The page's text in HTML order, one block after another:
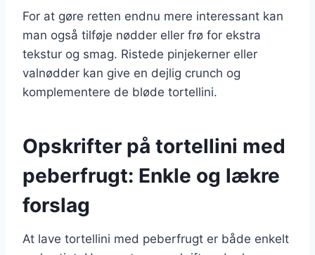
For at gøre retten endnu mere interessant kan
man også tilføje nødder eller frø for ekstra
tekstur og smag. Ristede pinjekerner eller
valnødder kan give en dejlig crunch og
komplementere de bløde tortellini.
Opskrifter på tortellini med
peberfrugt: Enkle og lækre
forslag
At lave tortellini med peberfrugt er både enkelt